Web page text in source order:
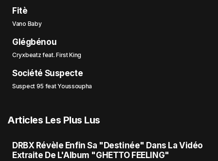
Fitè
Vano Baby
Glégbénou
Cryxbeatz feat. First King
Société Suspecte
Suspect 95 feat Youssoupha
Articles Les Plus Lus
DRBX Révèle Enfin Sa "Destinée" Dans La Vidéo
Extraite De L'Album "GHETTO FEELING"